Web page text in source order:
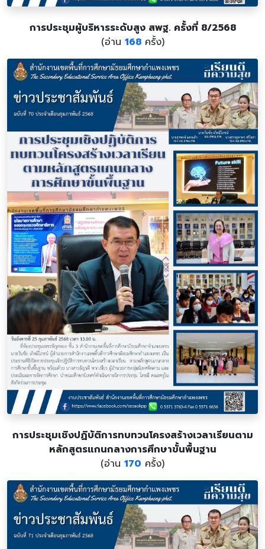
การประชุมผู้บริหารระดับสูง สพฐ. ครั้งที่ 8/2568
(อ่าน 168ครั้ง)
การประชุมเชิงปฏิบัติการทบทวนโครงสร้างเวลาเรียนตาม
หลักสูตรแกนกลางการศึกษาขั้นพื้นฐาน
(อ่าน 170 ครั้ง)